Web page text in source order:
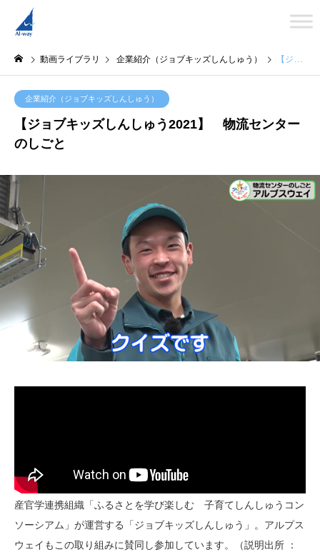
動画ライブラリ 企業紹介（ジョブキッズしんしゅう） 【ジョブキッズしんしゅう2021】 物流センターのしごと
企業紹介（ジョブキッズしんしゅう）
【ジョブキッズしんしゅう2021】 物流センター
のしごと
産官学連携組織「ふるさとを学び楽しむ 子育てしんしゅうコン
ソーシアム」が運営する「ジョブキッズしんしゅう」。アルプス
ウェイもこの取り組みに賛同し参加しています。（説明出所 ：